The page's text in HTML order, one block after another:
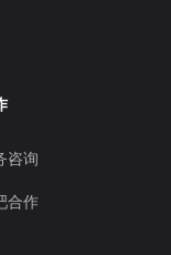
咨询
合作